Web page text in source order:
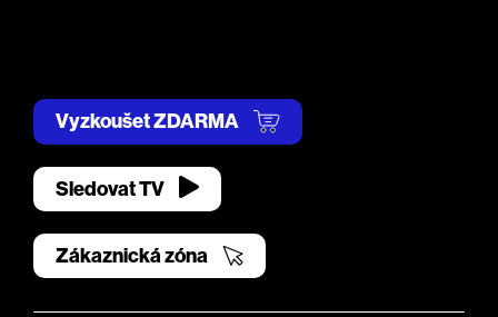
Vyzkoušet ZDARMA
Sledovat TV
Zákaznická zóna